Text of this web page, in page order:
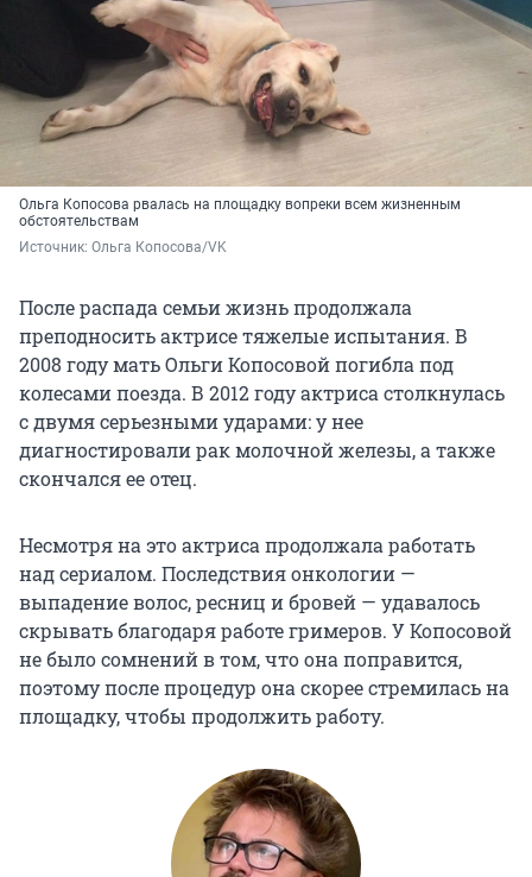
Ольга Копосова рвалась на площадку вопреки всем жизненным
обстоятельствам
Источник: Ольга Копосова/VK
После распада семьи жизнь продолжала
преподносить актрисе тяжелые испытания. В
2008 году мать Ольги Копосовой погибла под
колесами поезда. В 2012 году актриса столкнулась
с двумя серьезными ударами: у нее
диагностировали рак молочной железы, а также
скончался ее отец.
Несмотря на это актриса продолжала работать
над сериалом. Последствия онкологии —
выпадение волос, ресниц и бровей — удавалось
скрывать благодаря работе гримеров. У Копосовой
не было сомнений в том, что она поправится,
поэтому после процедур она скорее стремилась на
площадку, чтобы продолжить работу.